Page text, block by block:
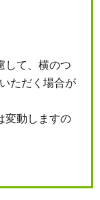
して、横のつ
ただく場合が
変動しますの